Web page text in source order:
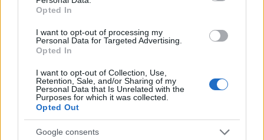
Opted In
I want to opt-out of processing my
Personal Data for Targeted Advertising.
Opted In
I want to opt-out of Collection, Use,
Retention, Sale, and/or Sharing of my
Personal Data that Is Unrelated with the
Purposes for which it was collected.
Opted Out
Google consents
Brentolie daalt naar 88.9 dollar: grondstoffen onder druk
NEWS